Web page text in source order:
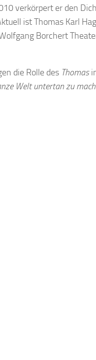
verkörpert er den
ist Thomas Karl
Borchert
die Rolle des Thomas
Welt untertan zu